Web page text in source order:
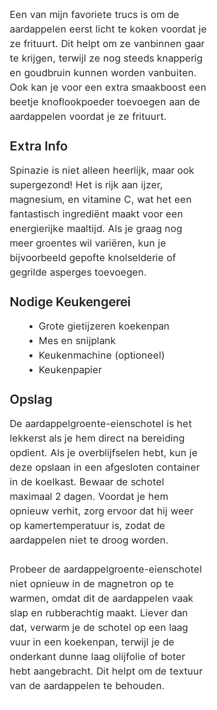
Een van mijn favoriete trucs is om de
aardappelen eerst licht te koken voordat je
ze frituurt. Dit helpt om ze vanbinnen gaar
te krijgen, terwijl ze nog steeds knapperig
en goudbruin kunnen worden vanbuiten.
Ook kan je voor een extra smaakboost een
beetje knoflookpoeder toevoegen aan de
aardappelen voordat je ze frituurt.
Extra Info
Spinazie is niet alleen heerlijk, maar ook
supergezond! Het is rijk aan ijzer,
magnesium, en vitamine C, wat het een
fantastisch ingrediënt maakt voor een
energierijke maaltijd. Als je graag nog
meer groentes wil variëren, kun je
bijvoorbeeld gepofte knolselderie of
gegrilde asperges toevoegen.
Nodige Keukengerei
Grote gietijzeren koekenpan
Mes en snijplank
Keukenmachine (optioneel)
Keukenpapier
Opslag
De aardappelgroente-eienschotel is het
lekkerst als je hem direct na bereiding
opdient. Als je overblijfselen hebt, kun je
deze opslaan in een afgesloten container
in de koelkast. Bewaar de schotel
maximaal 2 dagen. Voordat je hem
opnieuw verhit, zorg ervoor dat hij weer
op kamertemperatuur is, zodat de
aardappelen niet te droog worden.
Probeer de aardappelgroente-eienschotel
niet opnieuw in de magnetron op te
warmen, omdat dit de aardappelen vaak
slap en rubberachtig maakt. Liever dan
dat, verwarm je de schotel op een laag
vuur in een koekenpan, terwijl je de
onderkant dunne laag olijfolie of boter
hebt aangebracht. Dit helpt om de textuur
van de aardappelen te behouden.